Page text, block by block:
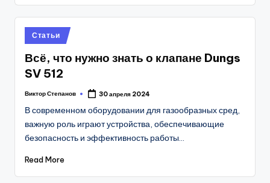
Posted
in
Статьи
Всё, что нужно знать о клапане Dungs
SV 512
Posted
Виктор Степанов 30 апреля 2024
В современном оборудовании для газообразных сред,
важную роль играют устройства, обеспечивающие
безопасность и эффективность работы…
Read More